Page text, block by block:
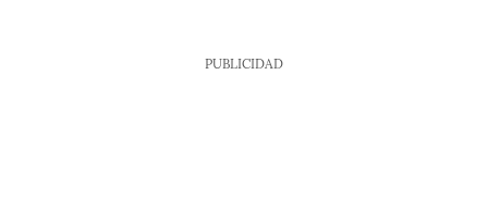
PUBLICIDAD